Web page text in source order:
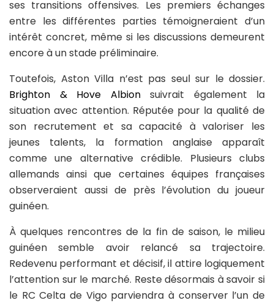
ses transitions offensives. Les premiers échanges
entre les différentes parties témoigneraient d’un
intérêt concret, même si les discussions demeurent
encore à un stade préliminaire.
Toutefois, Aston Villa n’est pas seul sur le dossier.
Brighton & Hove Albionsuivrait également la
situation avec attention. Réputée pour la qualité de
son recrutement et sa capacité à valoriser les
jeunes talents, la formation anglaise apparaît
comme une alternative crédible. Plusieurs clubs
allemands ainsi que certaines équipes françaises
observeraient aussi de près l’évolution du joueur
guinéen.
À quelques rencontres de la fin de saison, le milieu
guinéen semble avoir relancé sa trajectoire.
Redevenu performant et décisif, il attire logiquement
l’attention sur le marché. Reste désormais à savoir si
le RC Celta de Vigo parviendra à conserver l’un de